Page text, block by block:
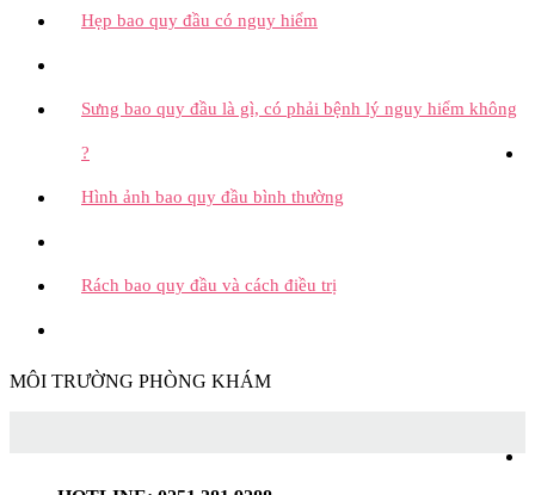
Hẹp bao quy đầu có nguy hiểm
Sưng bao quy đầu là gì, có phải bệnh lý nguy hiểm không
?
Hình ảnh bao quy đầu bình thường
Rách bao quy đầu và cách điều trị
MÔI TRƯỜNG PHÒNG KHÁM